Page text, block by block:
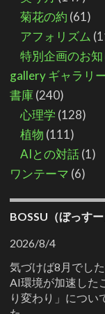
菊花の約 (61)
アフォリズム
特別企画のお
gallery ギャラリ
書庫(240)
心理学 (128)
植物 (111)
AIとの対話(1)
ワンテーマ (6)
BOSSU（ぼっす
2026/8/4
気づけば8月でした
AI環境が加速した
り変わり」につい